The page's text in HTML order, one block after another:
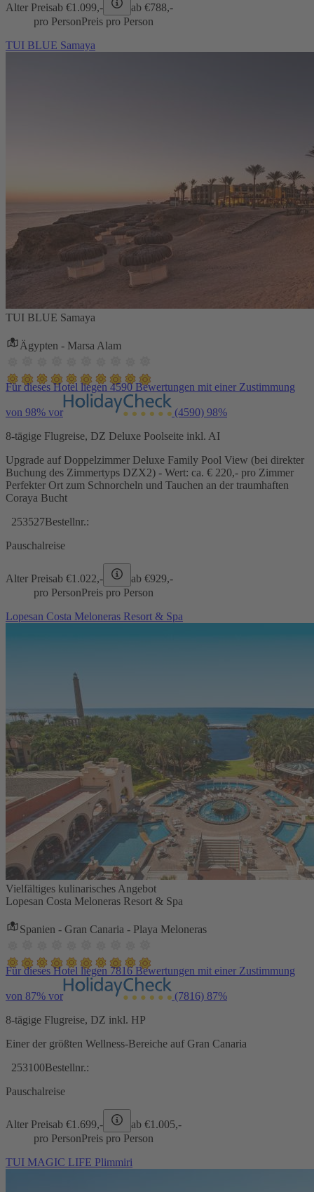
Alter Preisab €1.099,- ab €788,-
pro PersonPreis pro Person
TUI BLUE Samaya
TUI BLUE Samaya
Ägypten - Marsa Alam
Für dieses Hotel liegen 4590 Bewertungen mit einer Zustimmung
von 98% vor (4590) 98%
8-tägige Flugreise, DZ Deluxe Poolseite inkl. AI
Upgrade auf Doppelzimmer Deluxe Family Pool View (bei direkter
Buchung des Zimmertyps DZX2) - Wert: ca. € 220,- pro Zimmer
Perfekter Ort zum Schnorcheln und Tauchen an der traumhaften
Coraya Bucht
253527Bestellnr.:
Pauschalreise
Alter Preisab €1.022,- ab €929,-
pro PersonPreis pro Person
Lopesan Costa Meloneras Resort & Spa
Vielfältiges kulinarisches Angebot
Lopesan Costa Meloneras Resort & Spa
Spanien - Gran Canaria - Playa Meloneras
Für dieses Hotel liegen 7816 Bewertungen mit einer Zustimmung
von 87% vor (7816) 87%
8-tägige Flugreise, DZ inkl. HP
Einer der größten Wellness-Bereiche auf Gran Canaria
253100Bestellnr.:
Pauschalreise
Alter Preisab €1.699,- ab €1.005,-
pro PersonPreis pro Person
TUI MAGIC LIFE Plimmiri